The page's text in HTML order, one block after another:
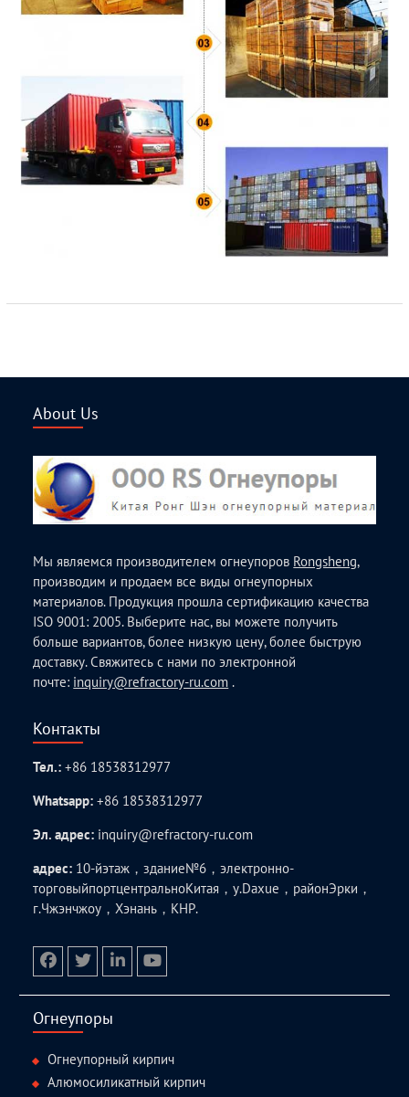
About Us
Мы являемся производителем огнеупоров Rongsheng,
производим и продаем все виды огнеупорных
материалов. Продукция прошла сертификацию качества
ISO 9001: 2005. Выберите нас, вы можете получить
больше вариантов, более низкую цену, более быструю
доставку. Свяжитесь с нами по электронной
почте: inquiry@refractory-ru.com .
Контакты
Тел.:+86 18538312977
Whatsapp:+86 18538312977
Эл. адрес: inquiry@refractory-ru.com
адрес: 10-йэтаж，здание№6，электронно-
торговыйпортцентральноКитая，у.Daxue，районЭрки，
г.Чжэнчжоу，Хэнань，КНР.
Огнеупоры
Огнеупорный кирпич
Алюмосиликатный кирпич